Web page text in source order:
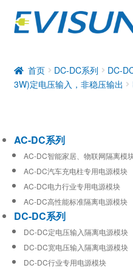
DC-DC系列
工业通信模块
首页 DC-DC系列 DC-
3W)定电压输入，非稳压输出
AC-DC系列
AC-DC智能家居、物联网隔离模
AC-DC汽车充电柱专用电源模块
AC-DC电力行业专用电源模块
AC-DC高性能标准隔离电源模块
DC-DC系列
DC-DC定电压输入隔离电源模块
DC-DC宽电压输入隔离电源模块
DC-DC行业专用电源模块